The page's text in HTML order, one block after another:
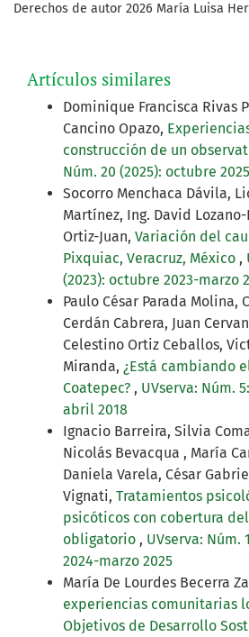
Derechos de autor 2026 María Luisa
Artículos similares
Dominique Francisca Rivas
Cancino Opazo,
construcción de un
Núm. 20 (2025): octubre
Socorro Menchaca Dávila,
Martínez, Ing. David
Ortiz-Juan, Variación del
Pixquiac, Veracruz, México ,
(2023): octubre 2023-marzo
Paulo César Parada Molina,
Cerdán Cabrera, Juan
Celestino Ortiz Ceballos,
Miranda, ¿Está cambiando
Coatepec? , UVserva: Núm.
abril 2018
Ignacio Barreira, Silvia
Nicolás Bevacqua , María
Daniela Varela, César
Vignati, Tratamientos
psicóticos con cobertura
obligatorio , UVserva: Núm.
2024-marzo 2025
María De Lourdes Becerra
experiencias comunitarias
Objetivos de Desarrollo